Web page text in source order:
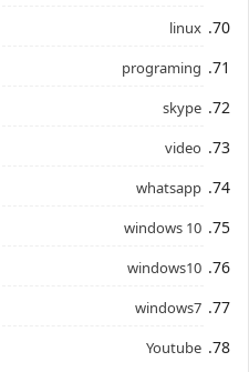
linux
programing
skype
video
whatsapp
windows 10
windows10
windows7
Youtube